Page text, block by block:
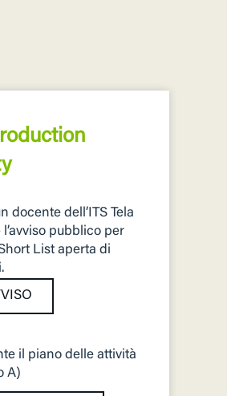
docente dell’ITS Tela
pubblico per
List aperta di
il piano delle attività
A)